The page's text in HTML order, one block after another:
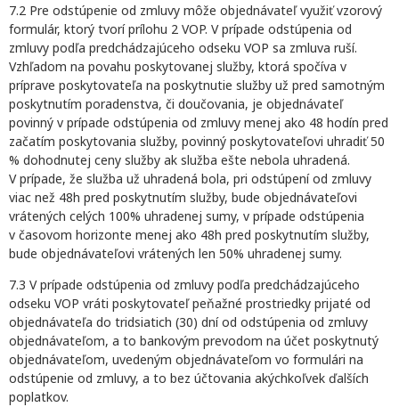
7.2 Pre odstúpenie od zmluvy môže objednávateľ využiť vzorový
formulár, ktorý tvorí prílohu 2 VOP. V prípade odstúpenia od
zmluvy podľa predchádzajúceho odseku VOP sa zmluva ruší.
Vzhľadom na povahu poskytovanej služby, ktorá spočíva v
príprave poskytovateľa na poskytnutie služby už pred samotným
poskytnutím poradenstva, či doučovania, je objednávateľ
povinný v prípade odstúpenia od zmluvy menej ako 48 hodín pred
začatím poskytovania služby, povinný poskytovateľovi uhradiť 50
% dohodnutej ceny služby ak služba ešte nebola uhradená.
V prípade, že služba už uhradená bola, pri odstúpení od zmluvy
viac než 48h pred poskytnutím služby, bude objednávateľovi
vrátených celých 100% uhradenej sumy, v prípade odstúpenia
v časovom horizonte menej ako 48h pred poskytnutím služby,
bude objednávateľovi vrátených len 50% uhradenej sumy.
7.3 V prípade odstúpenia od zmluvy podľa predchádzajúceho
odseku VOP vráti poskytovateľ peňažné prostriedky prijaté od
objednávateľa do tridsiatich (30) dní od odstúpenia od zmluvy
objednávateľom, a to bankovým prevodom na účet poskytnutý
objednávateľom, uvedeným objednávateľom vo formulári na
odstúpenie od zmluvy, a to bez účtovania akýchkoľvek ďalších
poplatkov.